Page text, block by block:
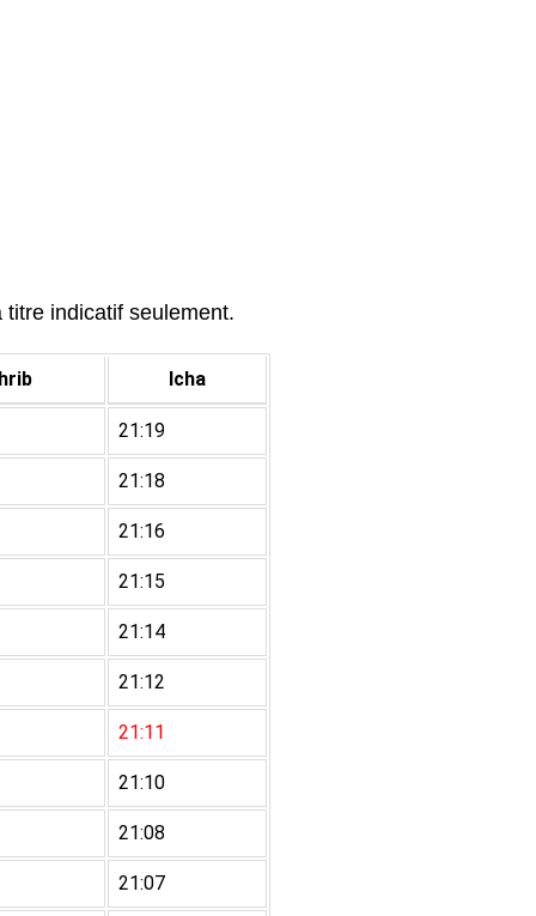
indicatif seulement.
Icha
21:19
21:18
21:16
21:15
21:14
21:12
21:11
21:10
21:08
21:07